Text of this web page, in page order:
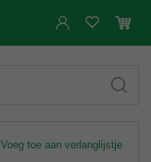
Voeg toe aan verlanglijstje